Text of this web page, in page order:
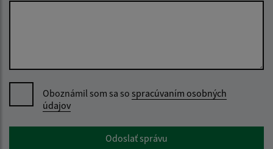
Oboznámil som sa so spracúvaním osobných
údajov
Google reCaptcha ResponseOdoslať správu